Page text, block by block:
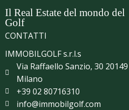
Il Real Estate del mondo del
Golf
CONTATTI
IMMOBILGOLF s.r.l.s
Via Raffaello Sanzio, 30 20149
Milano
+39 02 80716310
info@immobilgolf.com